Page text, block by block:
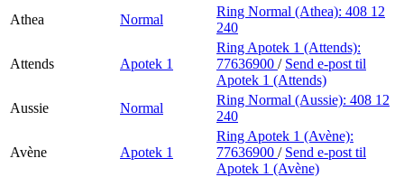
Athea
Normal
Ring Normal (Athea): 408 12
240
Attends Apotek 1
Ring Apotek 1 (Attends):
77636900 / Send e-post til
Apotek 1 (Attends)
Aussie
Normal
Ring Normal (Aussie): 408 12
240
Avène Apotek 1
Ring Apotek 1 (Avène):
77636900 / Send e-post til
Apotek 1 (Avène)